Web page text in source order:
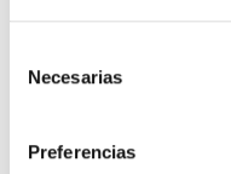
Necesarias
Preferencias
portuarias. También
colaborativa, donde
Además, se
convertirse en